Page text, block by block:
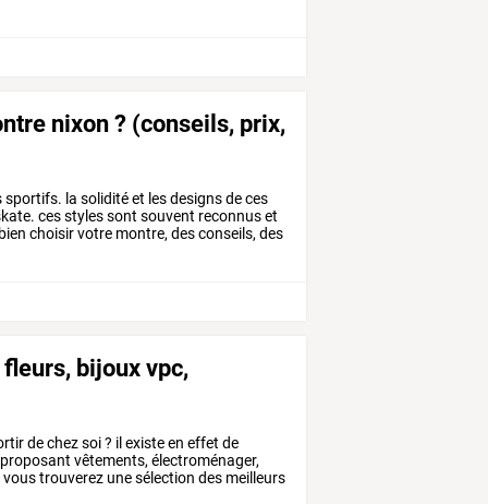
nixon ? (conseils, prix,
la solidité et les designs de ces
ces styles sont souvent reconnus et
choisir votre montre, des conseils, des
bijoux vpc,
dechezsoi? il existeen effet de
proposant vêtements, électroménager,
voustrouverez unesélection des meilleurs